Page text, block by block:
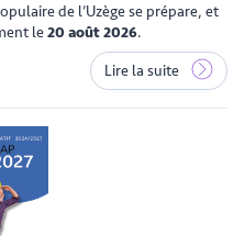
de l’Uzège se prépare, et
le20 août 2026.
Lire la suite